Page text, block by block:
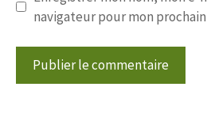
navigateur pour mon